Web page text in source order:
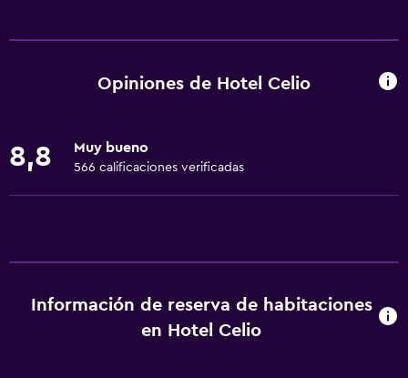
Cajero automático/banco
Servicio de conserjería
Mostrador de información turística
Opiniones de Hotel Celio
8,8 Muy bueno
566 calificaciones verificadas
Información de reserva de habitaciones
en Hotel Celio